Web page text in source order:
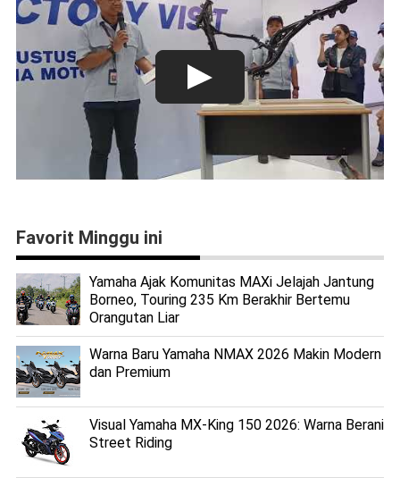
Favorit Minggu ini
Yamaha Ajak Komunitas MAXi Jelajah Jantung
Borneo, Touring 235 Km Berakhir Bertemu
Orangutan Liar
Warna Baru Yamaha NMAX 2026 Makin Modern
dan Premium
Visual Yamaha MX-King 150 2026: Warna Berani
Street Riding